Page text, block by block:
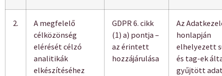
2.
A megfelelő
célközönség
elérését célzó
analitikák
elkészítéséhez
GDPR 6. cikk
(1) a) pontja –
az érintett
hozzájárulása
Az
honlapján
elhelyezett
és tag-ek
gyűjtött